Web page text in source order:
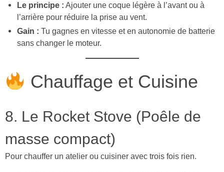
Le principe : Ajouter une coque légère à l’avant ou à
l’arrière pour réduire la prise au vent.
Gain : Tu gagnes en vitesse et en autonomie de batterie
sans changer le moteur.
Chauffage et Cuisine
8. Le Rocket Stove (Poêle de
masse compact)
Pour chauffer un atelier ou cuisiner avec trois fois rien.